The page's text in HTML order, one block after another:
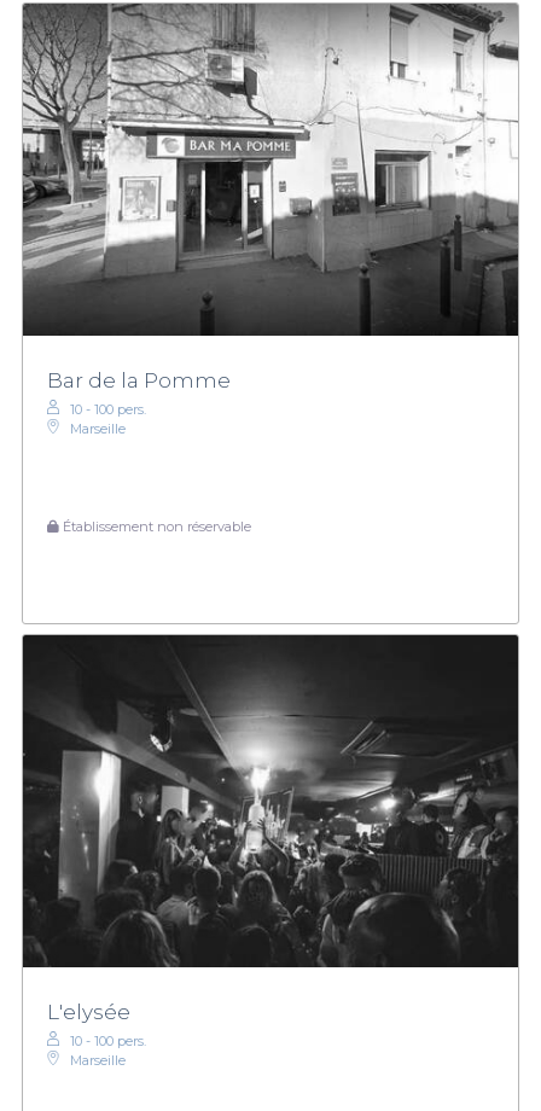
Bar de la Pomme
10 - 100 pers.
Marseille
Établissement non réservable
L'elysée
10 - 100 pers.
Marseille